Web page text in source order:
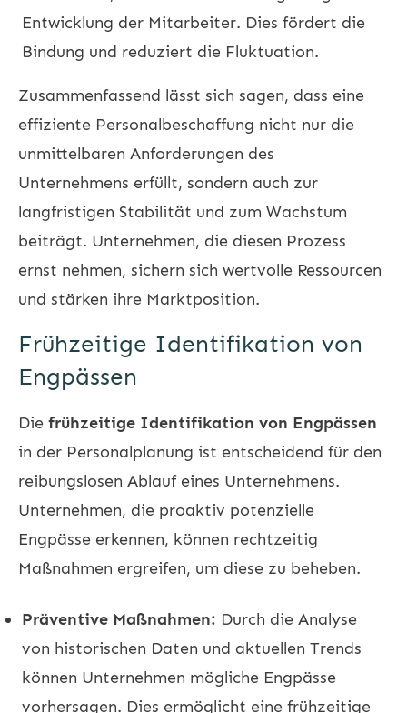
Entwicklung der Mitarbeiter. Dies fördert die
Bindung und reduziert die Fluktuation.
Zusammenfassend lässt sich sagen, dass eine
effiziente Personalbeschaffung nicht nur die
unmittelbaren Anforderungen des
Unternehmens erfüllt, sondern auch zur
langfristigen Stabilität und zum Wachstum
beiträgt. Unternehmen, die diesen Prozess
ernst nehmen, sichern sich wertvolle Ressourcen
und stärken ihre Marktposition.
Frühzeitige Identifikation von
Engpässen
Die frühzeitige Identifikation von Engpässen
in der Personalplanung ist entscheidend für den
reibungslosen Ablauf eines Unternehmens.
Unternehmen, die proaktiv potenzielle
Engpässe erkennen, können rechtzeitig
Maßnahmen ergreifen, um diese zu beheben.
Präventive Maßnahmen: Durch die Analyse
von historischen Daten und aktuellen Trends
können Unternehmen mögliche Engpässe
vorhersagen. Dies ermöglicht eine frühzeitige